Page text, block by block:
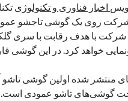
اخبار فناوری و تکنولوژی
شرکت با هدف رقابت با سری
خواهد کرد. در این گوشی
گوشی‌های تاشو عمودی است.